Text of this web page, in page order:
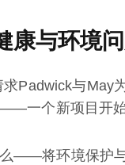
康与环境
Padwick与May
一个新项目开始
——将环境保护